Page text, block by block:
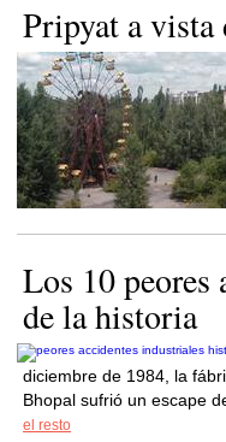
Pripyat a vista
Los 10 peores
de la historia
diciembre de 1984, la
Bhopal sufrió un escape
el resto